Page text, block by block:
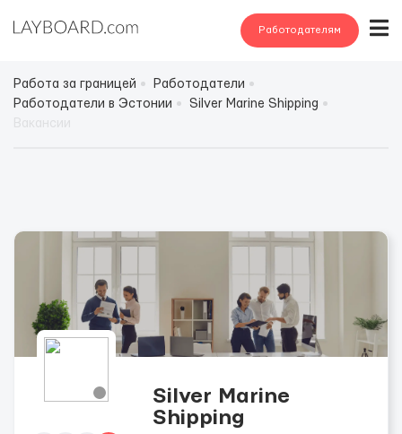
Работодателям
Работа за границей
Работодатели
Работодатели в Эстонии
Silver Marine Shipping
Silver Marine
Shipping